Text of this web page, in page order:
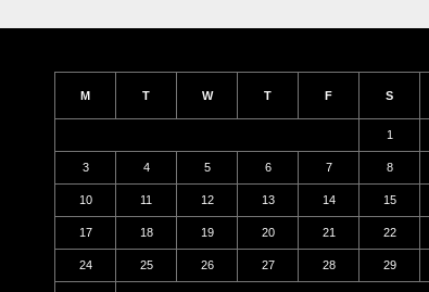
Berwawasan Global
M T W T F S
1
3 4 5 6 7 8
10 11 12 13 14 15
17 18 19 20 21 22
24 25 26 27 28 29